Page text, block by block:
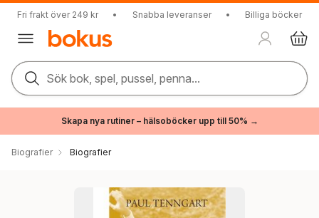
Fri frakt över 249 kr • Snabba leveranser • Billiga böcker
Sök bok, spel, pussel, penna...
Skapa nya rutiner – hälsoböcker upp till 50% →
Biografier Biografier